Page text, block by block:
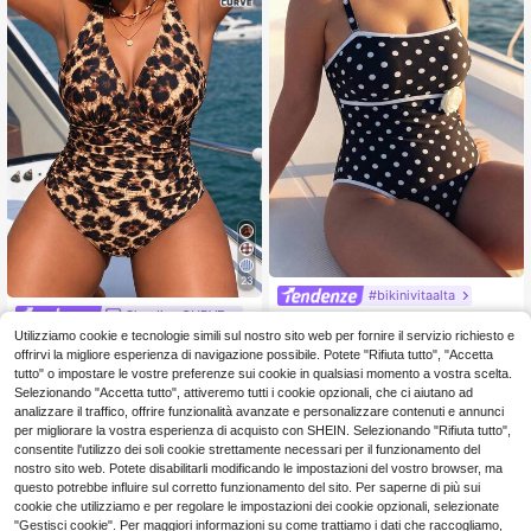
23
Slaydiva CURVE
Slaydiva Costume da bagno intero t
aglie forti, stampa multicolore casu
ale, stile bohémien semplice, abbigli
amento da spiaggia estivo per vaca
nze da donna
11.86€ -1% 11.98€
#bikinivitaalta
tero da donna taglie forti con decor
azioni a pois e floreali
8.98€
Utilizziamo cookie e tecnologie simili sul nostro sito web per fornire il servizio richiesto e
offrirvi la migliore esperienza di navigazione possibile. Potete "Rifiuta tutto", "Accetta
tutto" o impostare le vostre preferenze sui cookie in qualsiasi momento a vostra scelta.
Selezionando "Accetta tutto", attiveremo tutti i cookie opzionali, che ci aiutano ad
analizzare il traffico, offrire funzionalità avanzate e personalizzare contenuti e annunci
per migliorare la vostra esperienza di acquisto con SHEIN. Selezionando "Rifiuta tutto",
consentite l'utilizzo dei soli cookie strettamente necessari per il funzionamento del
nostro sito web. Potete disabilitarli modificando le impostazioni del vostro browser, ma
questo potrebbe influire sul corretto funzionamento del sito. Per saperne di più sui
cookie che utilizziamo e per regolare le impostazioni dei cookie opzionali, selezionate
"Gestisci cookie". Per maggiori informazioni su come trattiamo i dati che raccogliamo,